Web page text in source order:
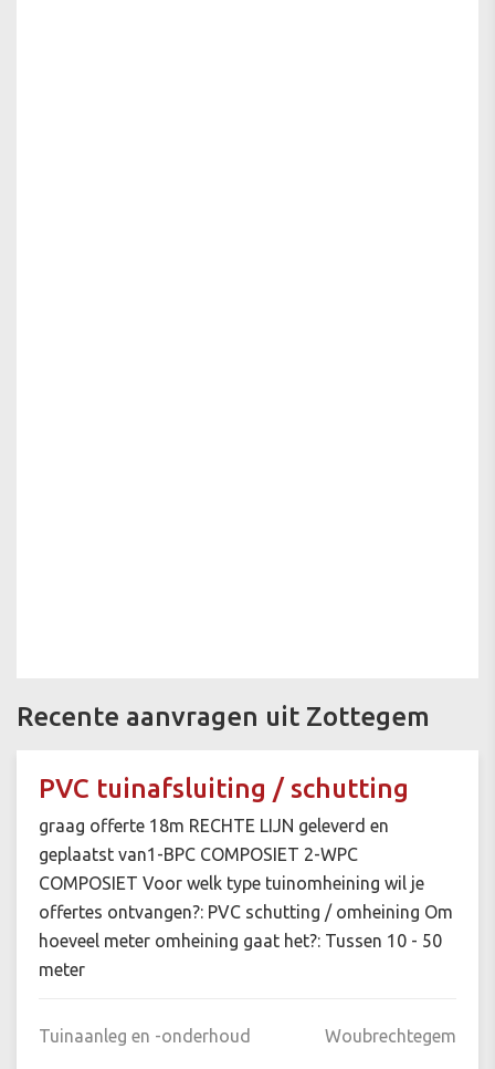
Recente aanvragen uit Zottegem
PVC tuinafsluiting / schutting
graag offerte 18m RECHTE LIJN geleverd en
geplaatst van1-BPC COMPOSIET 2-WPC
COMPOSIET Voor welk type tuinomheining wil je
offertes ontvangen?: PVC schutting / omheining Om
hoeveel meter omheining gaat het?: Tussen 10 - 50
meter
Tuinaanleg en -onderhoud Woubrechtegem